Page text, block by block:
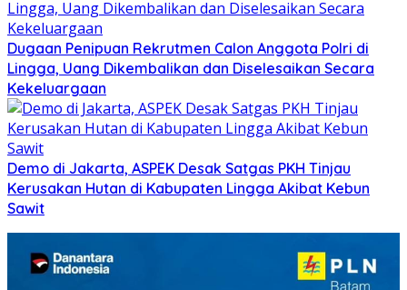
Dugaan Penipuan Rekrutmen Calon Anggota Polri di
Lingga, Uang Dikembalikan dan Diselesaikan Secara
Kekeluargaan
Demo di Jakarta, ASPEK Desak Satgas PKH Tinjau
Kerusakan Hutan di Kabupaten Lingga Akibat Kebun
Sawit